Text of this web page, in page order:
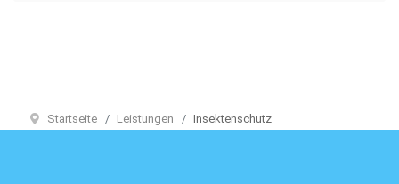
Startseite Leistungen Insektenschutz